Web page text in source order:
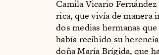
Camila Vicario
rica, que vivía de manera
dos medias hermanas
había recibido su
doña María Brígida, que